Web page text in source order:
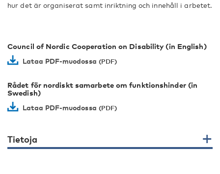
hur det är organiserat samt inriktning och innehåll i arbetet.
Council of Nordic Cooperation on Disability (in English)
Lataa PDF-muodossa
Rådet för nordiskt samarbete om funktionshinder (in
Swedish)
Lataa PDF-muodossa
Tietoja